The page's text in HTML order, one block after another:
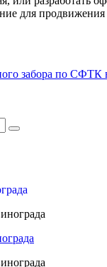
для
забора по СФТК